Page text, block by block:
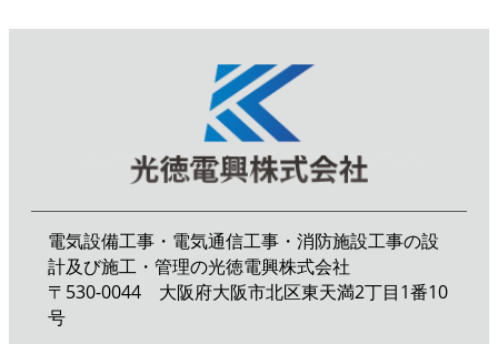
電気設備工事・電気通信工事・消防施設工事の設
計及び施工・管理の光徳電興株式会社
〒530-0044 大阪府大阪市北区東天満2丁目1番10
号